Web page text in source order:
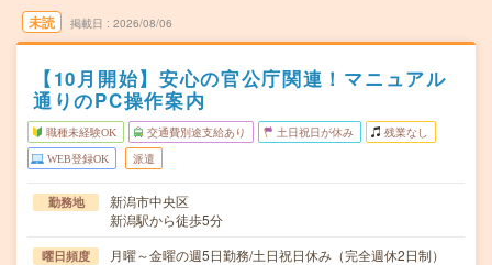
未読 掲載日 2026/08/06
【10月開始】安心の官公庁関連！マニュアル
通りのPC操作案内
職種未経験OK 交通費別途支給あり 土日祝日が休み 残業なし
WEB登録OK 派遣
勤務地
新潟市中央区
新潟駅から徒歩5分
曜日頻度 月曜～金曜の週5日勤務/土日祝日休み（完全週休2日制）